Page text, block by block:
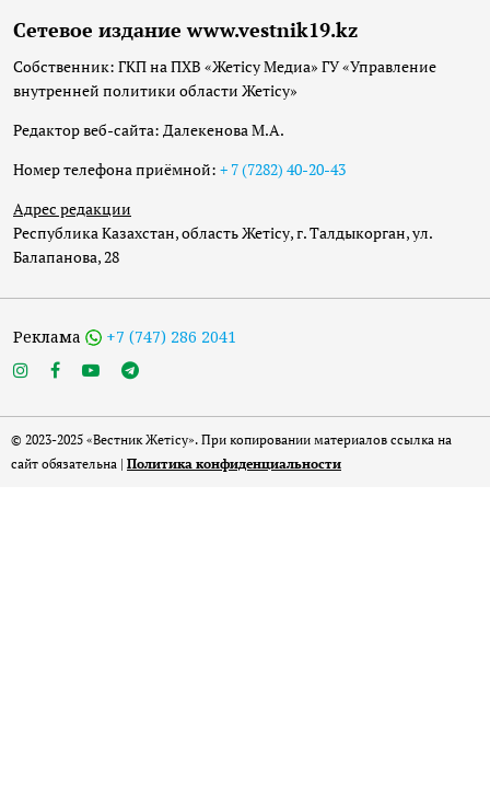
Сетевое издание www.vestnik19.kz
Собственник: ГКП на ПХВ «Жетісу Медиа» ГУ «Управление
внутренней политики области Жетісу»
Редактор веб-сайта: Далекенова М.А.
Номер телефона приёмной: + 7 (7282) 40-20-43
Адрес редакции
Республика Казахстан, область Жетісу, г. Талдыкорган, ул.
Балапанова, 28
Реклама +7 (747) 286 2041
© 2023-2025 «Вестник Жетісу». При копировании материалов ссылка на
сайт обязательна | Политика конфиденциальности